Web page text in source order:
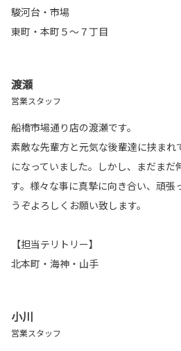
駿河台・市場
東町・本町５～７丁目
渡瀬
営業スタッフ
船橋市場通り店の渡瀬です。
素敵な先輩方と元気な後輩達に挟まれ
になっていました。しかし、まだまだ
す。様々な事に真摯に向き合い、頑張
うぞよろしくお願い致します。
【担当テリトリー】
北本町・海神・山手
小川
営業スタッフ